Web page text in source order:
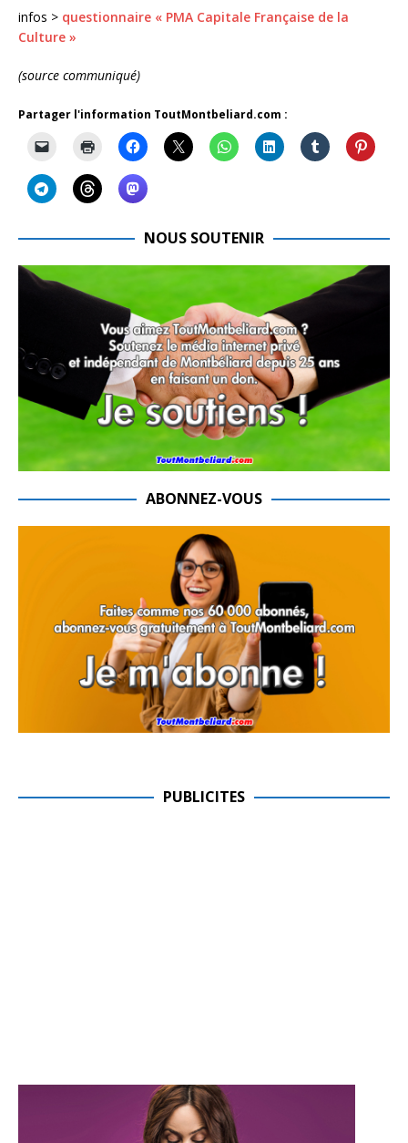
infos > questionnaire « PMA Capitale Française de la
Culture »
(source communiqué)
Partager l'information ToutMontbeliard.com :
NOUS SOUTENIR
ABONNEZ-VOUS
PUBLICITES